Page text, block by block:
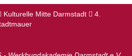
Kulturelle Mitte Darmstadt
4.